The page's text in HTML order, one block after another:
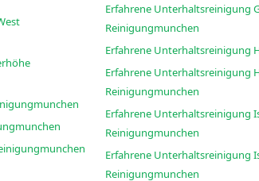
Teppichreinigung Sendling Reinigungmunchen
Solln Reinigungmunchen
Teppichreinigung Starnberg Reinigungmunchen
Erfahrene Unterhaltsreinigung
Reinigungmunchen
Erfahrene Unterhaltsreinigung
Reinigungmunchen
Erfahrene Unterhaltsreinigung
Reinigungmunchen
Erfahrene Unterhaltsreinigung
Reinigungmunchen